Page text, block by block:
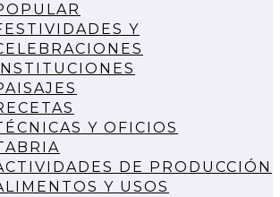
Y
INSTITUCIONES
Y OFICIOS
DE PRODUCCIÓN
Y USOS